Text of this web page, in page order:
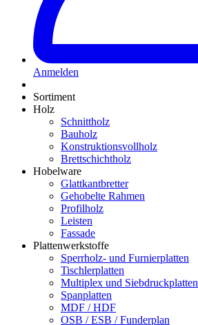
Anmelden
Sortiment
Holz
Schnittholz
Bauholz
Konstruktionsvollholz
Brettschichtholz
Hobelware
Glattkantbretter
Gehobelte Rahmen
Profilholz
Leisten
Fassade
Plattenwerkstoffe
Sperrholz- und Furnierplatten
Tischlerplatten
Multiplex und Siebdruckplatten
Spanplatten
MDF / HDF
OSB / ESB / Funderplan